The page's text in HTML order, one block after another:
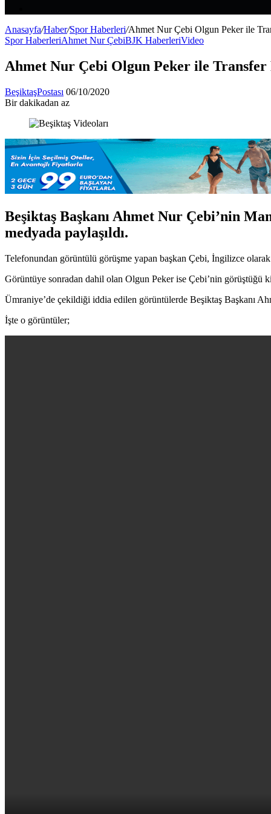
Anasayfa/Haber/Spor Haberleri/Ahmet Nur Çebi Olgun Peker ile
Spor HaberleriAhmet Nur ÇebiBJK HaberleriVideo
Ahmet Nur Çebi Olgun Peker ile Transfer
BeşiktaşPostası Bir
e-
göndermek
06/10/2020
Bir dakikadan az
Beşiktaş Başkanı Ahmet Nur Çebi’nin
medyada paylaşıldı.
Telefonundan görüntülü görüşme yapan başkan Çebi, İngilizce
Görüntüye sonradan dahil olan Olgun Peker ise Çebi’nin görüştüğü
Ümraniye’de çekildiği iddia edilen görüntülerde Beşiktaş Başkanı
İşte o görüntüler;